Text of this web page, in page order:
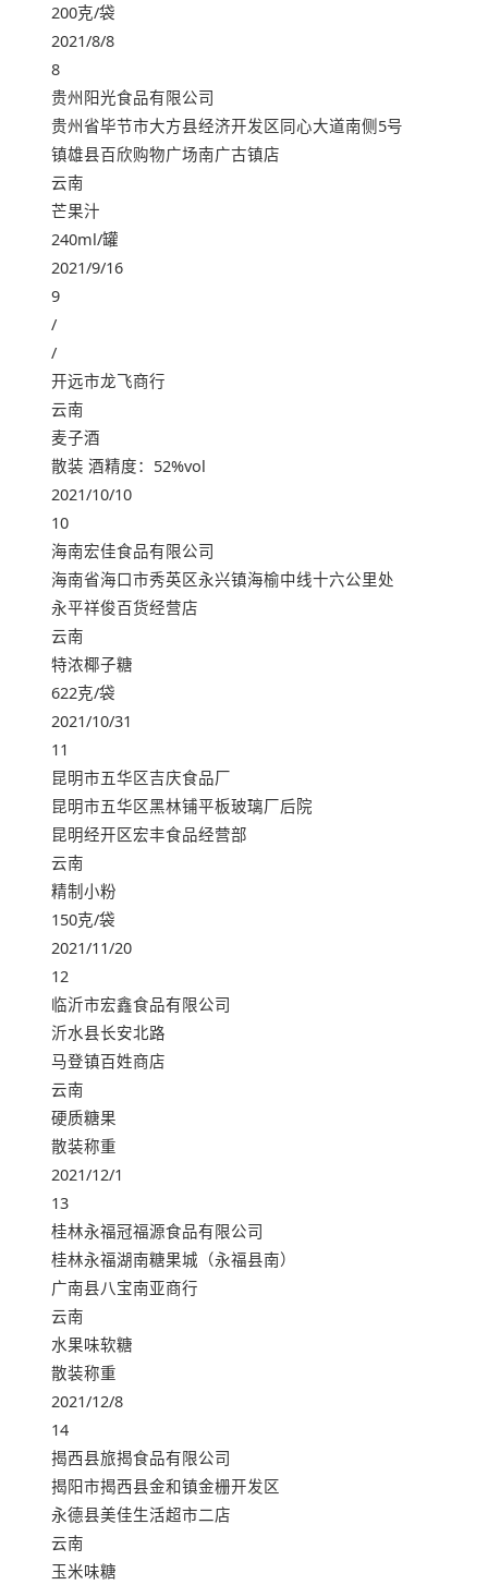
200克/袋
2021/8/8
8
贵州阳光食品有限公司
贵州省毕节市大方县经济开发区同心大道南侧5号
镇雄县百欣购物广场南广古镇店
云南
芒果汁
240ml/罐
2021/9/16
9
/
/
开远市龙飞商行
云南
麦子酒
散装 酒精度：52%vol
2021/10/10
10
海南宏佳食品有限公司
海南省海口市秀英区永兴镇海榆中线十六公里处
永平祥俊百货经营店
云南
特浓椰子糖
622克/袋
2021/10/31
11
昆明市五华区吉庆食品厂
昆明市五华区黑林铺平板玻璃厂后院
昆明经开区宏丰食品经营部
云南
精制小粉
150克/袋
2021/11/20
12
临沂市宏鑫食品有限公司
沂水县长安北路
马登镇百姓商店
云南
硬质糖果
散装称重
2021/12/1
13
桂林永福冠福源食品有限公司
桂林永福湖南糖果城（永福县南）
广南县八宝南亚商行
云南
水果味软糖
散装称重
2021/12/8
14
揭西县旅揭食品有限公司
揭阳市揭西县金和镇金栅开发区
永德县美佳生活超市二店
云南
玉米味糖